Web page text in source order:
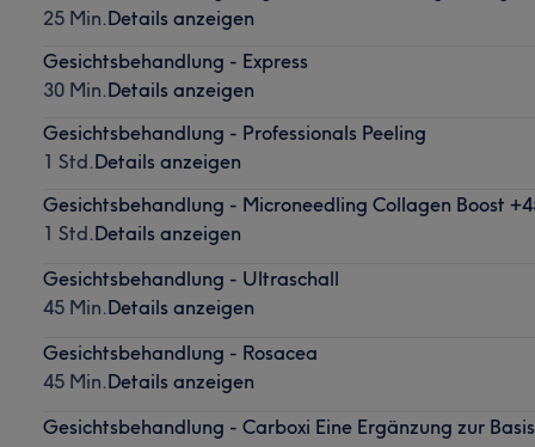
25 Min.Details anzeigen
Gesichtsbehandlung - Express
30 Min.Details anzeigen
Gesichtsbehandlung - Professionals Peeling
1 Std.Details anzeigen
Gesichtsbehandlung - Microneedling Collagen Boost
1 Std.Details anzeigen
Gesichtsbehandlung - Ultraschall
45 Min.Details anzeigen
Gesichtsbehandlung - Rosacea
45 Min.Details anzeigen
Gesichtsbehandlung - Carboxi Eine Ergänzung zur